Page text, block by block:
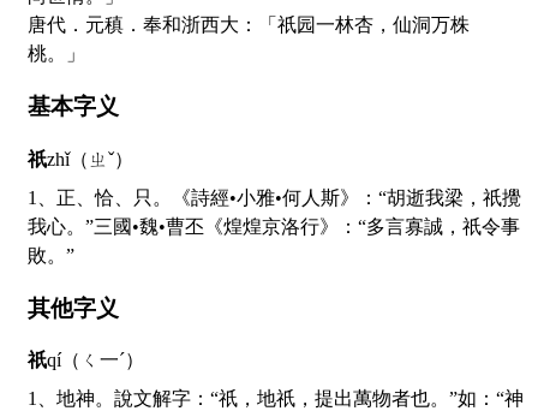
唐代．元稹．奉和浙西大：「祇园一林杏，仙洞万株
桃。」
基本字义
祇zhǐ（ㄓˇ）
1、正、恰、只。《詩經•小雅•何人斯》：“胡逝我梁，祇攪
我心。”三國•魏•曹丕《煌煌京洛行》：“多言寡誠，祇令事
敗。”
其他字义
祇qí（ㄑ一ˊ）
1、地神。說文解字：“祇，地祇，提出萬物者也。”如：“神